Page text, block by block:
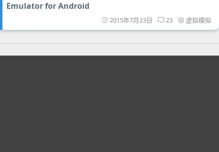
Emulator for Android
2015年7月23日 23 虚拟模拟